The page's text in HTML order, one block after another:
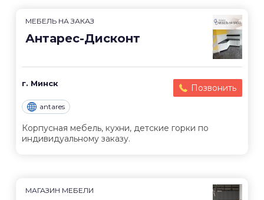
МЕБЕЛЬ НА ЗАКАЗ
Антарес-Дисконт
г. Минск Позвонить
antares
Корпусная мебель, кухни, детские горки по
индивидуальному заказу.
МАГАЗИН МЕБЕЛИ